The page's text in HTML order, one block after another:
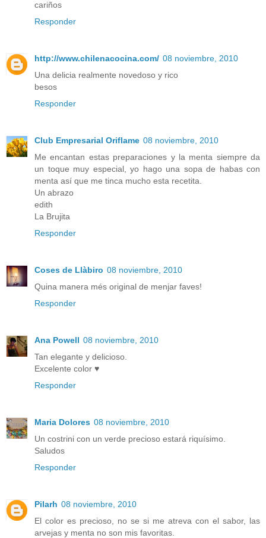
cariños
Responder
http://www.chilenacocina.com/ 08 noviembre, 2010
Una delicia realmente novedoso y rico
besos
Responder
Club Empresarial Oriflame 08 noviembre, 2010
Me encantan estas preparaciones y la menta siempre da
un toque muy especial, yo hago una sopa de habas con
menta así que me tinca mucho esta recetita.
Un abrazo
edith
La Brujita
Responder
Coses de Llàbiro 08 noviembre, 2010
Quina manera més original de menjar faves!
Responder
Ana Powell 08 noviembre, 2010
Tan elegante y delicioso.
Excelente color ♥
Responder
Maria Dolores 08 noviembre, 2010
Un costrini con un verde precioso estará riquísimo.
Saludos
Responder
Pilarh 08 noviembre, 2010
El color es precioso, no se si me atreva con el sabor, las
arvejas y menta no son mis favoritas.